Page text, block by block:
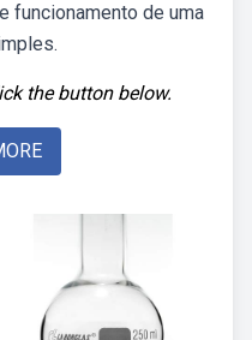
funcionamento de uma
the button below.